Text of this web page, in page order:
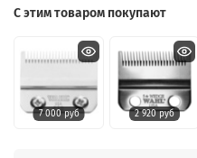
С этим товаром покупают
7 000 руб 2 920 руб